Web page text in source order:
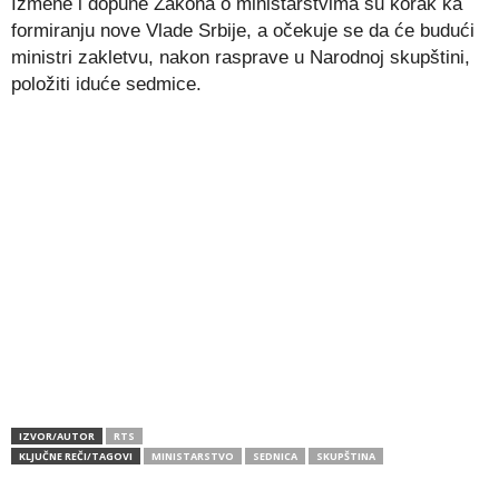
formiranju nove Vlade Srbije, a očekuje se da će budući
ministri zakletvu, nakon rasprave u Narodnoj skupštini,
položiti iduće sedmice.
IZVOR/AUTOR
RTS
KLJUČNE REČI/TAGOVI
MINISTARSTVO SEDNICA SKUPŠTINA